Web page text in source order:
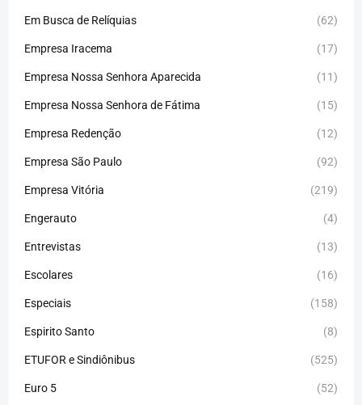
Em Busca de Relíquias (62)
Empresa Iracema (17)
Empresa Nossa Senhora Aparecida (11)
Empresa Nossa Senhora de Fátima (15)
Empresa Redenção (12)
Empresa São Paulo (92)
Empresa Vitória (219)
Engerauto (4)
Entrevistas (13)
Escolares (16)
Especiais (158)
Espirito Santo (8)
ETUFOR e Sindiônibus (525)
Euro 5 (52)